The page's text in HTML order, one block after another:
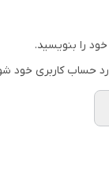
را بنویسید.
حساب کاربری خود